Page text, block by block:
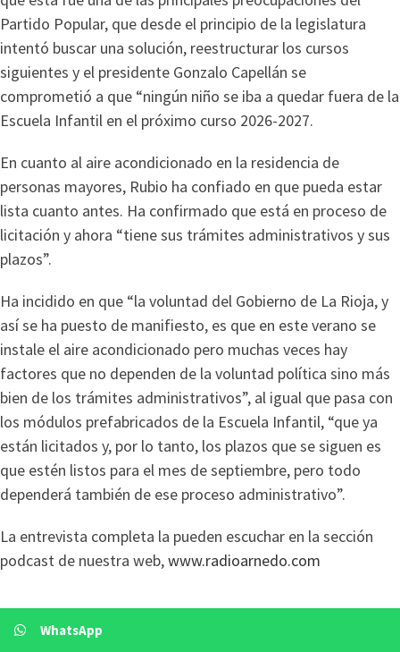
Partido Popular, que desde el principio de la legislatura
intentó buscar una solución, reestructurar los cursos
siguientes y el presidente Gonzalo Capellán se
comprometió a que “ningún niño se iba a quedar fuera de la
Escuela Infantil en el próximo curso 2026-2027.
En cuanto al aire acondicionado en la residencia de
personas mayores, Rubio ha confiado en que pueda estar
lista cuanto antes. Ha confirmado que está en proceso de
licitación y ahora “tiene sus trámites administrativos y sus
plazos”.
Ha incidido en que “la voluntad del Gobierno de La Rioja, y
así se ha puesto de manifiesto, es que en este verano se
instale el aire acondicionado pero muchas veces hay
factores que no dependen de la voluntad política sino más
bien de los trámites administrativos”, al igual que pasa con
los módulos prefabricados de la Escuela Infantil, “que ya
están licitados y, por lo tanto, los plazos que se siguen es
que estén listos para el mes de septiembre, pero todo
dependerá también de ese proceso administrativo”.
La entrevista completa la pueden escuchar en la sección
podcast de nuestra web,www.radioarnedo.com
WhatsApp